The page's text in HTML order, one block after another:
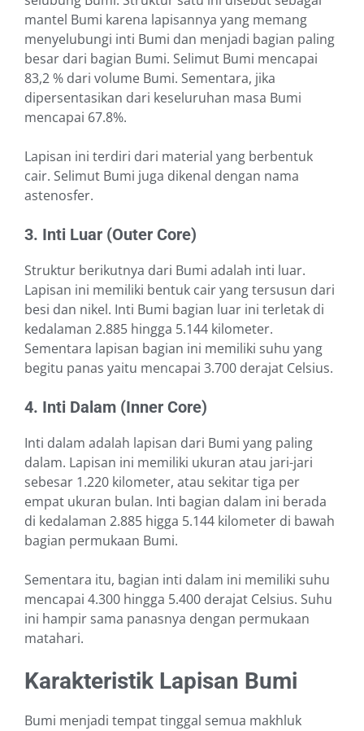
mantel Bumi karena lapisannya yang memang
menyelubungi inti Bumi dan menjadi bagian paling
besar dari bagian Bumi. Selimut Bumi mencapai
83,2 % dari volume Bumi. Sementara, jika
dipersentasikan dari keseluruhan masa Bumi
mencapai 67.8%.
Lapisan ini terdiri dari material yang berbentuk
cair. Selimut Bumi juga dikenal dengan nama
astenosfer.
3. Inti Luar (Outer Core)
Struktur berikutnya dari Bumi adalah inti luar.
Lapisan ini memiliki bentuk cair yang tersusun dari
besi dan nikel. Inti Bumi bagian luar ini terletak di
kedalaman 2.885 hingga 5.144 kilometer.
Sementara lapisan bagian ini memiliki suhu yang
begitu panas yaitu mencapai 3.700 derajat Celsius.
4. Inti Dalam (Inner Core)
Inti dalam adalah lapisan dari Bumi yang paling
dalam. Lapisan ini memiliki ukuran atau jari-jari
sebesar 1.220 kilometer, atau sekitar tiga per
empat ukuran bulan. Inti bagian dalam ini berada
di kedalaman 2.885 higga 5.144 kilometer di bawah
bagian permukaan Bumi.
Sementara itu, bagian inti dalam ini memiliki suhu
mencapai 4.300 hingga 5.400 derajat Celsius. Suhu
ini hampir sama panasnya dengan permukaan
matahari.
Karakteristik Lapisan Bumi
Bumi menjadi tempat tinggal semua makhluk